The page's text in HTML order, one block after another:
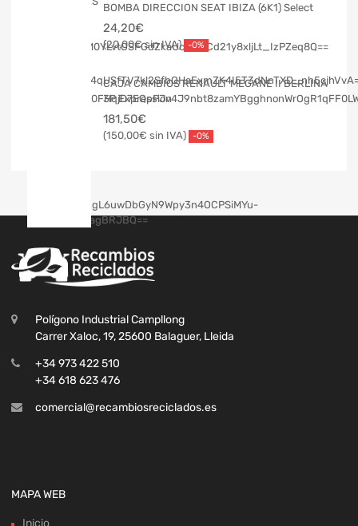
BOMBA DIRECCION SEAT IBIZA (6K1) Select
24,20€
20,00€ -0%
CAJA CAMBIOS RENAULT MEGANE II BERLINA
3P Expression
181,50€
150,00€ -0%
Polígono Industrial Campllong
Carrer Xaloc, 19, 25600 Balaguer, Lleida
+34 973 422 510
+34 618 623 476
comercial@recambiosreciclados.es
MAPA WEB
Inicio